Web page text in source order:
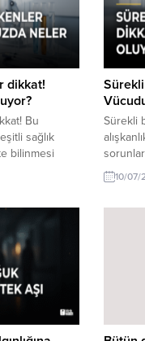
dikkat!
Bu
sağlık
bilinmesi
Sürekli
10/07/